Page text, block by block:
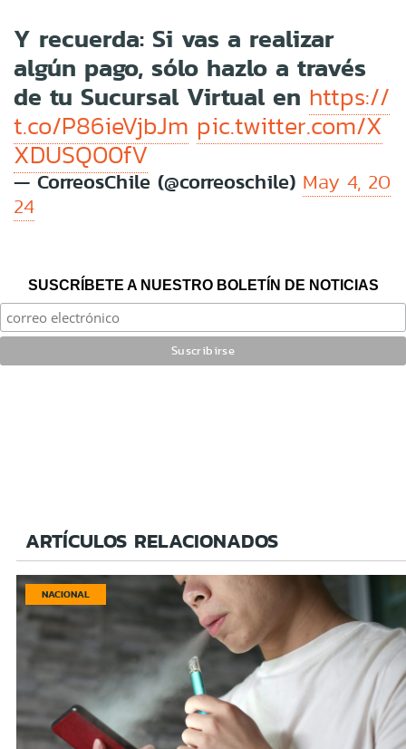
Y recuerda: Si vas a realizar
algún pago, sólo hazlo a través
de tu Sucursal Virtual en https://
t.co/P86ieVjbJm pic.twitter.com/X
XDUSQ00fV
— CorreosChile (@correoschile) May 4, 20
24
SUSCRÍBETE A NUESTRO BOLETÍN DE NOTICIAS
ARTÍCULOS RELACIONADOS
NACIONAL